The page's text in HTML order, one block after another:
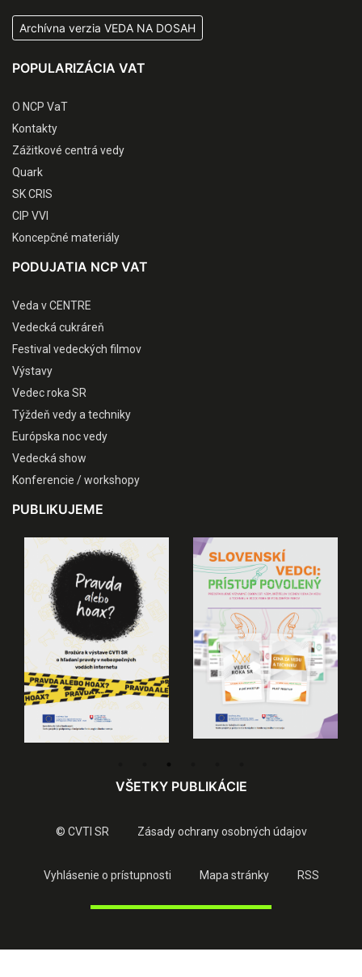
Archívna verzia VEDA NA DOSAH
POPULARIZÁCIA VAT
O NCP VaT
Kontakty
Zážitkové centrá vedy
Quark
SK CRIS
CIP VVI
Koncepčné materiály
PODUJATIA NCP VAT
Veda v CENTRE
Vedecká cukráreň
Festival vedeckých filmov
Výstavy
Vedec roka SR
Týždeň vedy a techniky
Európska noc vedy
Vedecká show
Konferencie / workshopy
PUBLIKUJEME
VŠETKY PUBLIKÁCIE
© CVTI SR Zásady ochrany osobných údajov
Vyhlásenie o prístupnosti Mapa stránky RSS